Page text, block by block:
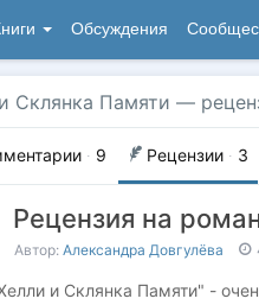
Обсуждения
Склянка Памяти —
· 9 Рецензии · 3
Рецензия на
Автор: Александра Довгулёва
и Склянка Памяти" -